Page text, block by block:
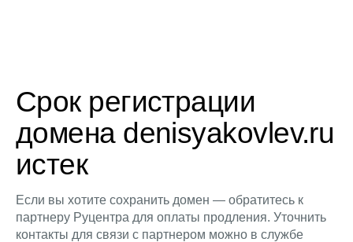
Срок регистрации
домена denisyakovlev.ru
истек
Если вы хотите сохранить домен — обратитесь к
партнеру Руцентра для оплаты продления. Уточнить
контакты для связи с партнером можно в службе